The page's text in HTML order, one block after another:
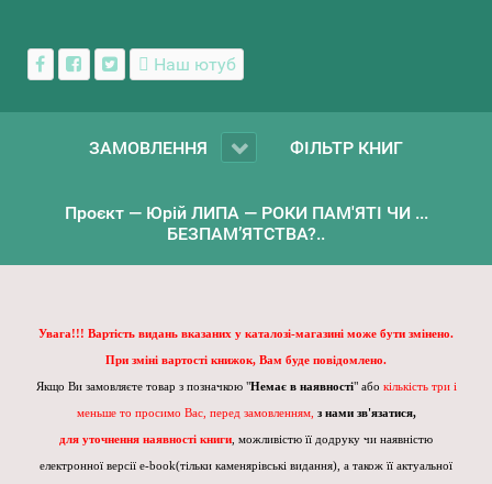
Наш ютуб
ЗАМОВЛЕННЯ ФІЛЬТР КНИГ
Проєкт — Юрій ЛИПА — РОКИ ПАМ'ЯТІ ЧИ ...
БЕЗПАМ’ЯТСТВА?..
Увага!!! Вартість видань вказаних у каталозі-магазині може бути змінено.
При зміні вартості книжок, Вам буде повідомлено.
Якщо Ви замовляєте товар з позначкою "Немає в наявності" або кількість три і
меньше то просимо Вас, перед замовленням, з нами зв'язатися,
для уточнення наявності книги , можливістю її додруку чи наявністю
електронної версії e-book(тільки каменярівські видання), а також її актуальної